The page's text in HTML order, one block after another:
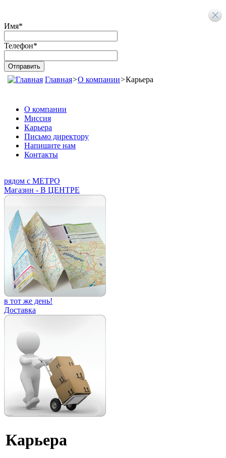
Имя*
Телефон*
Главная>О компании>Карьера
О компании
Миссия
Карьера
Письмо директору
Напишите нам
Контакты
рядом с МЕТРО
Магазин - В ЦЕНТРЕ
в тот же день!
Доставка
Карьера